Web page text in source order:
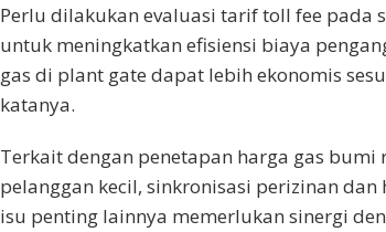
Perlu dilakukan evaluasi tarif toll fee pada
untuk meningkatkan efisiensi biaya
gas di plant gate dapat lebih ekonomis
katanya.
Terkait dengan penetapan harga gas bumi
pelanggan kecil, sinkronisasi perizinan dan
isu penting lainnya memerlukan sinergi